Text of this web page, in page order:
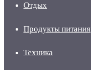
Отдых
Продукты питания
Техника